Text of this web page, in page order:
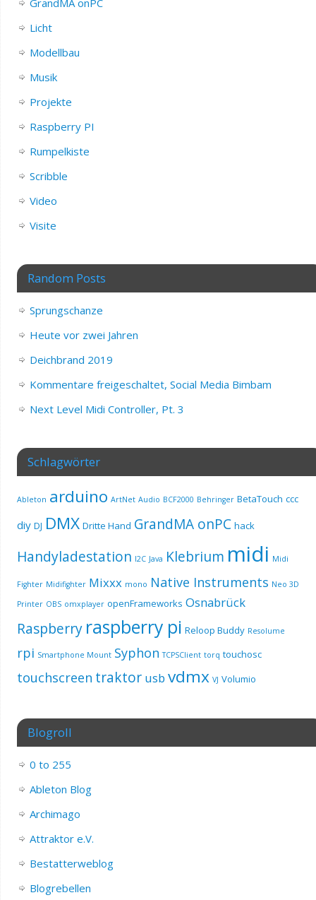
GrandMA onPC
Licht
Modellbau
Musik
Projekte
Raspberry PI
Rumpelkiste
Scribble
Video
Visite
Random Posts
Sprungschanze
Heute vor zwei Jahren
Deichbrand 2019
Kommentare freigeschaltet, Social Media Bimbam
Next Level Midi Controller, Pt. 3
Schlagwörter
Ableton arduino ArtNet Audio BCF2000 Behringer BetaTouch ccc
diy DJ DMX Dritte Hand GrandMA onPC hack
Handyladestation I2C Java Klebrium midi Midi
Fighter Midifighter Mixxx mono Native Instruments Neo 3D
Printer OBS omxplayer openFrameworks Osnabrück
Raspberry raspberry pi Reloop Buddy Resolume
rpi Smartphone Mount Syphon TCPSClient torq touchosc
touchscreen traktor usb vdmx VJ Volumio
Blogroll
0 to 255
Ableton Blog
Archimago
Attraktor e.V.
Bestatterweblog
Blogrebellen